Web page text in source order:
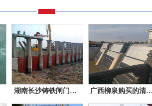
湖南长沙铸铁闸门案例 广西柳泉购买的清